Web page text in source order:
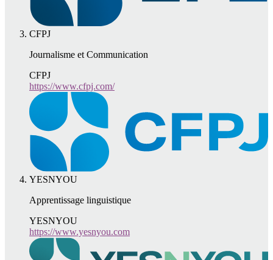
CFPJ
Journalisme et Communication
CFPJ
https://www.cfpj.com/
YESNYOU
Apprentissage linguistique
YESNYOU
https://www.yesnyou.com